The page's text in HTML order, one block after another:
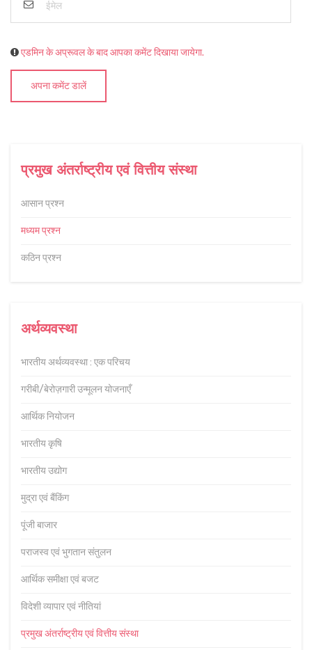
प्रमुख अंतर्राष्ट्रीय एवं वित्तीय संस्था
आसान प्रश्न
मध्यम प्रश्न
कठिन प्रश्न
अर्थव्यवस्था
भारतीय अर्थव्यवस्था : एक परिचय
गरीबी/बेरोज़गारी उन्मूलन योजनाएँ
आर्थिक नियोजन
भारतीय कृषि
भारतीय उद्योग
मुद्रा एवं बैंकिंग
पूंजी बाजार
पराजस्व एवं भुगतान संतुलन
आर्थिक समीक्षा एवं बजट
विदेशी व्यापार एवं नीतियां
प्रमुख अंतर्राष्ट्रीय एवं वित्तीय संस्था
एडमिन के अप्रूवल के बाद आपका कमेंट दिखाया जायेगा.
अपना कमेंट डालें